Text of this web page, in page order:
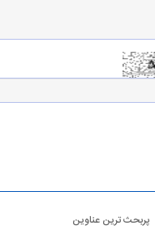
پربحث ترین عناوین